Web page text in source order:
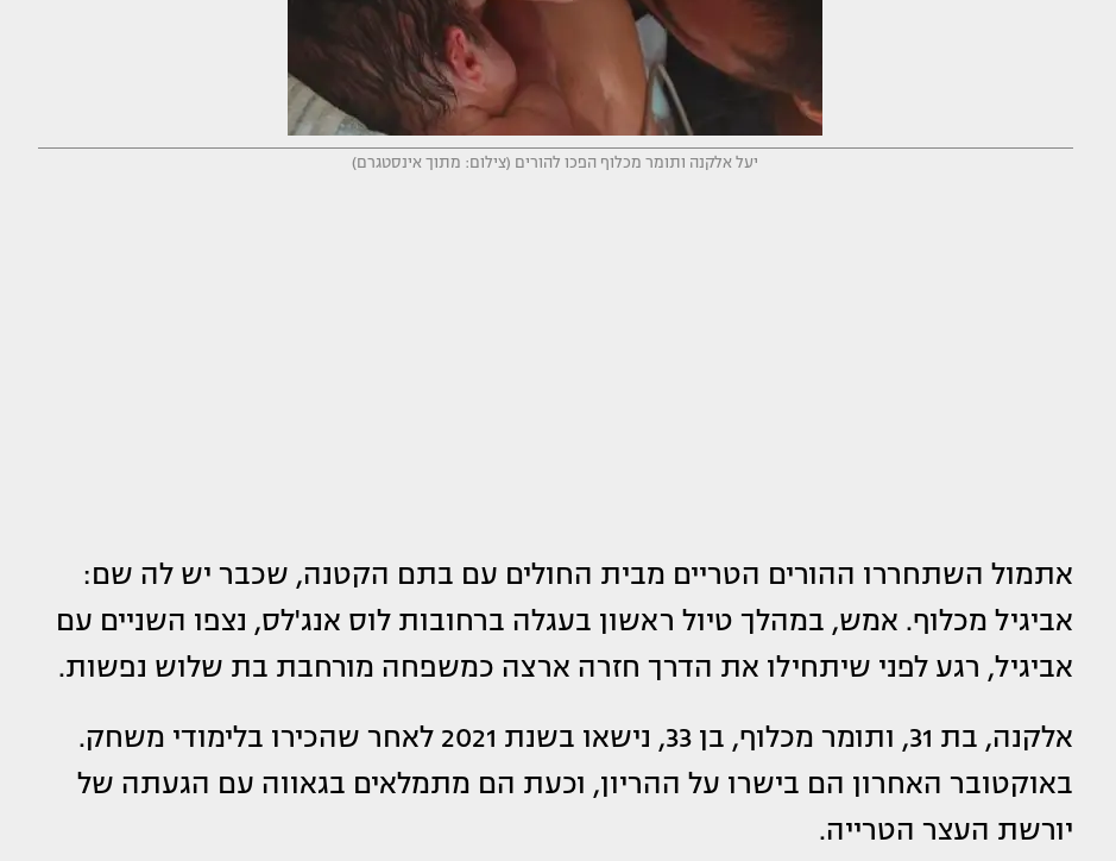
יעל אלקנה ותומר מכלוף הפכו להורים (צילום: מתוך אינסטגרם)
אתמול השתחררו ההורים הטריים מבית החולים עם בתם הקטנה, שכבר יש לה שם:
אביגיל מכלוף. אמש, במהלך טיול ראשון בעגלה ברחובות לוס אנג'לס, נצפו השניים עם
אביגיל, רגע לפני שיתחילו את הדרך חזרה ארצה כמשפחה מורחבת בת שלוש נפשות.
אלקנה, בת 31, ותומר מכלוף, בן 33, נישאו בשנת 2021 לאחר שהכירו בלימודי משחק.
באוקטובר האחרון הם בישרו על ההריון, וכעת הם מתמלאים בגאווה עם הגעתה של
יורשת העצר הטרייה.